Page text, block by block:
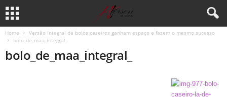
Home
Versão integral de bolos caseiros ganham espaço e fazem o mesmo sucesso
bolo_de_maa_integral_
bolo_de_maa_integral_